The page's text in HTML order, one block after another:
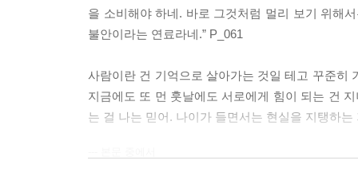
을 소비해야 하네. 바로 그것처럼 멀리 보기 위해
불안이라는 연료라네.” P_061
사람이란 건 기억으로 살아가는 것일 테고 꾸준히
지금에도 또 먼 훗날에도 서로에게 힘이 되는 건
는 걸 나는 믿어. 나이가 들면서는 현실을 지탱하